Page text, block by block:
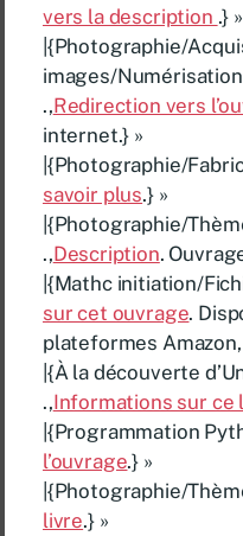
vers la description .} »
|{Photographie/
images/
.,Redirection vers
internet.} »
|{Photographie/
savoir plus.} »
|{Photographie/
.,Description.
|{Mathc initiation/
sur cet ouvrage.
plateformes
|{À la découverte
.,Informations sur ce
|{Programmation
l’ouvrage.} »
|{Photographie/
livre.} »